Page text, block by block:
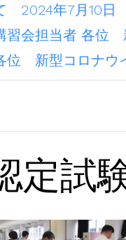
2024年7月10日
習会担当者 各位
位 新型コロナウ
定試